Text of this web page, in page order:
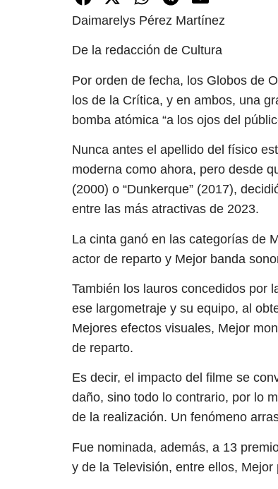
Daimarelys Pérez Martínez
De la redacción de Cultura
Por orden de fecha, los Globos de
los de la Crítica, y en ambos, una
bomba atómica “a los ojos del
Nunca antes el apellido del físico
moderna como ahora, pero desde
(2000) o “Dunkerque” (2017),
entre las más atractivas de 2023.
La cinta ganó en las categorías de
actor de reparto y Mejor banda
También los lauros concedidos por
ese largometraje y su equipo, al
Mejores efectos visuales, Mejor
de reparto.
Es decir, el impacto del filme se
daño, sino todo lo contrario, por lo
de la realización. Un fenómeno
Fue nominada, además, a 13
y de la Televisión, entre ellos,